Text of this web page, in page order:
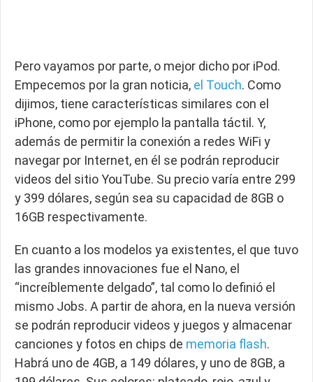
Pero vayamos por parte, o mejor dicho por iPod.
Empecemos por la gran noticia, el Touch. Como
dijimos, tiene características similares con el
iPhone, como por ejemplo la pantalla táctil. Y,
además de permitir la conexión a redes WiFi y
navegar por Internet, en él se podrán reproducir
videos del sitio YouTube. Su precio varía entre 299
y 399 dólares, según sea su capacidad de 8GB o
16GB respectivamente.
En cuanto a los modelos ya existentes, el que tuvo
las grandes innovaciones fue el Nano, el
“increíblemente delgado”, tal como lo definió el
mismo Jobs. A partir de ahora, en la nueva versión
se podrán reproducir videos y juegos y almacenar
canciones y fotos en chips de memoria flash.
Habrá uno de 4GB, a 149 dólares, y uno de 8GB, a